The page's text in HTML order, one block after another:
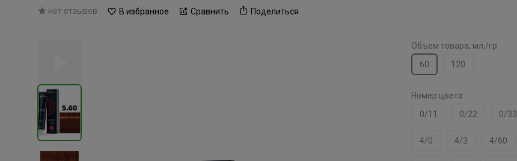
нет отзывов В избранное Сравнить Поделиться
Объем товара, мл./гр
60
120
Номер цвета
0/11
0/22 0/33
4/0 4/3 4/60